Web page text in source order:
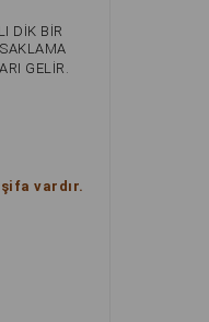
DİK BİR
GELİR.
vardır.